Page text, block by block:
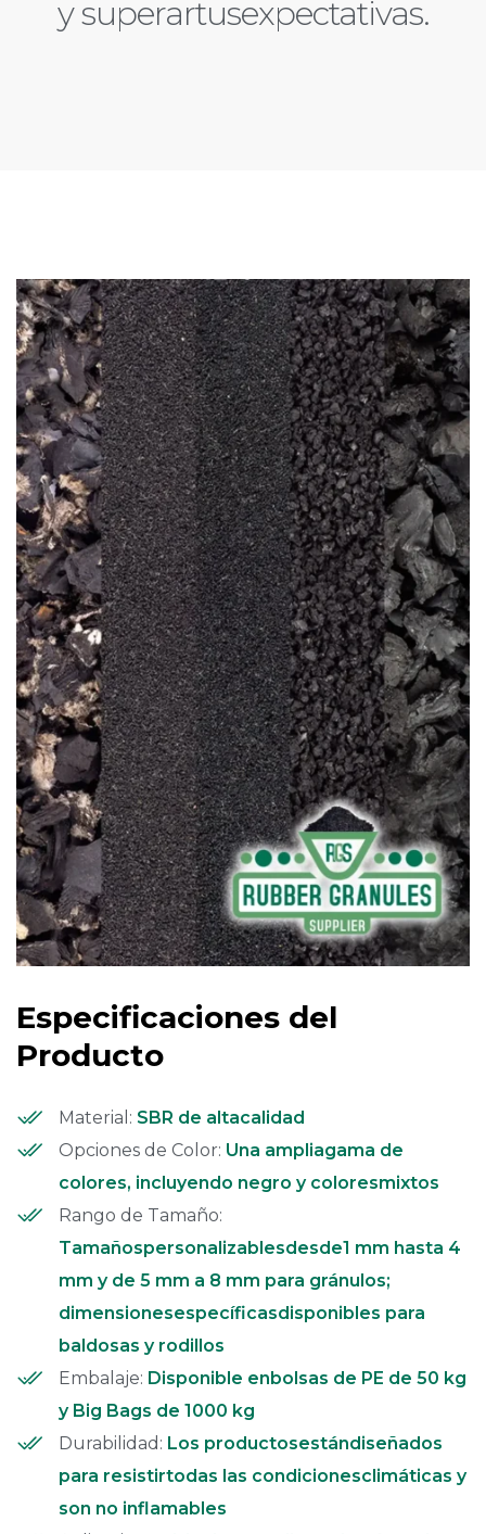
y superartusexpectativas.
Especificaciones del
Producto
Material: SBR de altacalidad
Opciones de Color: Una ampliagama de
colores, incluyendo negro y coloresmixtos
Rango de Tamaño:
Tamañospersonalizablesdesde1 mm hasta 4
mm y de 5 mm a 8 mm para gránulos;
dimensionesespecíficasdisponibles para
baldosas y rodillos
Embalaje: Disponible enbolsas de PE de 50 kg
y Big Bags de 1000 kg
Durabilidad: Los productosestándiseñados
para resistirtodas las condicionesclimáticas y
son no inflamables